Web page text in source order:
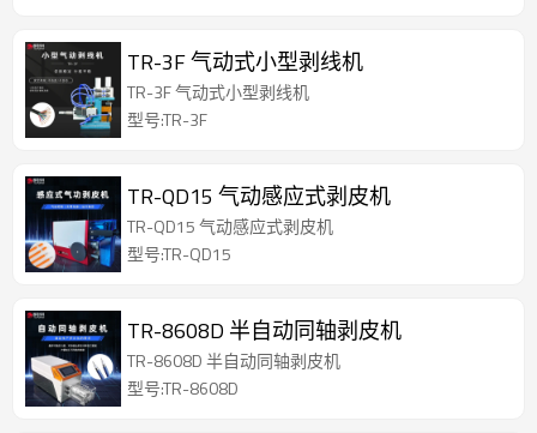
TR-3F 气动式小型剥线机
TR-3F 气动式小型剥线机
型号:TR-3F
TR-QD15 气动感应式剥皮机
TR-QD15 气动感应式剥皮机
型号:TR-QD15
TR-8608D 半自动同轴剥皮机
TR-8608D 半自动同轴剥皮机
型号:TR-8608D